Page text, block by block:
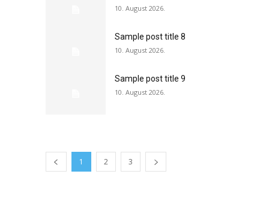
10. August 2026.
Sample post title 8
10. August 2026.
Sample post title 9
10. August 2026.
1 2 3